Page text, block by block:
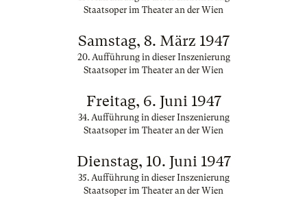
Staatsoper im Theater an der Wien
Samstag, 8. März 1947
20. Aufführung in dieser Inszenierung
Staatsoper im Theater an der Wien
Freitag, 6. Juni 1947
34. Aufführung in dieser Inszenierung
Staatsoper im Theater an der Wien
Dienstag, 10. Juni 1947
35. Aufführung in dieser Inszenierung
Staatsoper im Theater an der Wien